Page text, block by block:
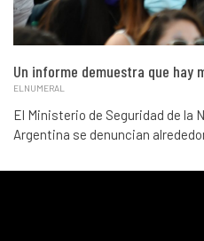
Un informe demuestra que hay
ELNUMERAL
El Ministerio de Seguridad de la
Argentina se denuncian